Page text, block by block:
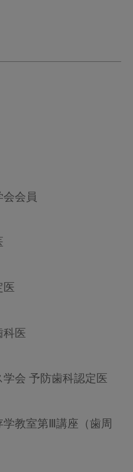
会会員
医
科医
会 予防歯科認定医
教室第Ⅲ講座（歯周